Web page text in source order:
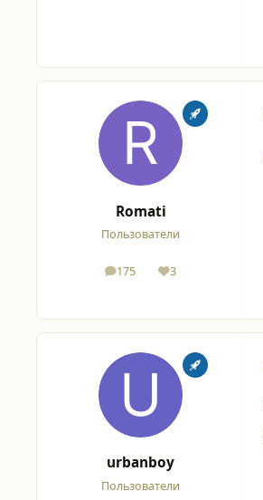
Romati
Пользователи
175
сообщения
3
Репутация
urbanboy
Пользователи